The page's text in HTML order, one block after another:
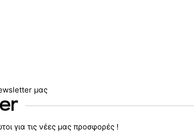
μας
για τις νέες μας προσφορές !